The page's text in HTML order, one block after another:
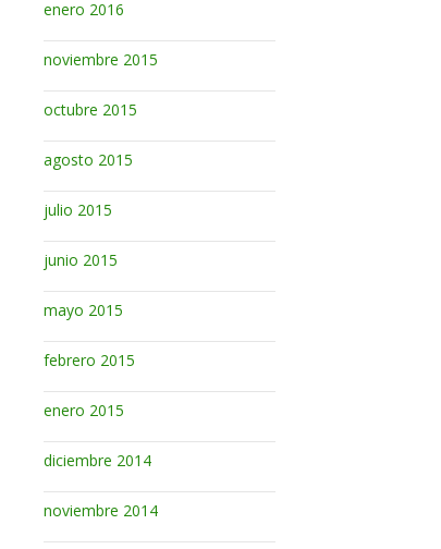
enero 2016
noviembre 2015
octubre 2015
agosto 2015
julio 2015
junio 2015
mayo 2015
febrero 2015
enero 2015
diciembre 2014
noviembre 2014